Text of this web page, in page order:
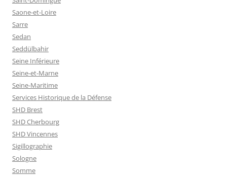
Saone-et-Loire
Sarre
Sedan
Seddülbahir
Seine Inférieure
Seine-et-Marne
Seine-Maritime
Services Historique de la Défense
SHD Brest
SHD Cherbourg
SHD Vincennes
Sigillographie
Sologne
Somme